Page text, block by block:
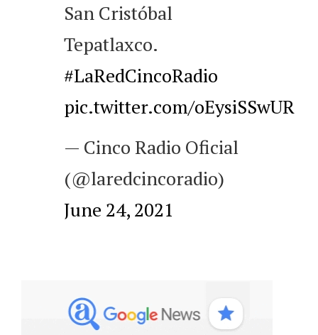
San Cristóbal
Tepatlaxco.
#LaRedCincoRadio
pic.twitter.com/oEysiSSwUR
— Cinco Radio Oficial
(@laredcincoradio)
June 24, 2021